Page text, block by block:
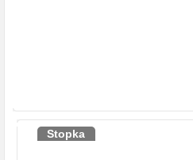
Stopka